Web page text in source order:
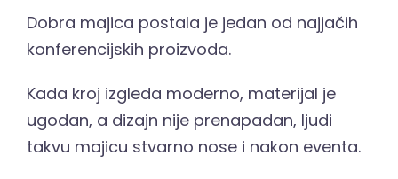
Dobra majica postala je jedan od najjačih
konferencijskih proizvoda.
Kada kroj izgleda moderno, materijal je
ugodan, a dizajn nije prenapadan, ljudi
takvu majicu stvarno nose i nakon eventa.